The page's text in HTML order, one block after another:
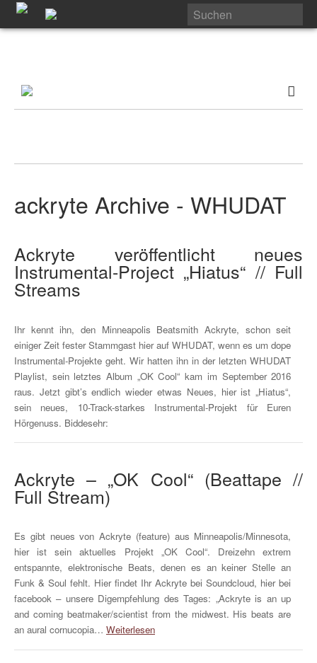
ackryte Archive - WHUDAT
Ackryte veröffentlicht neues
Instrumental-Project „Hiatus“ // Full
Streams
Ihr kennt ihn, den Minneapolis Beatsmith Ackryte, schon seit
einiger Zeit fester Stammgast hier auf WHUDAT, wenn es um dope
Instrumental-Projekte geht. Wir hatten ihn in der letzten WHUDAT
Playlist, sein letztes Album „OK Cool“ kam im September 2016
raus. Jetzt gibt’s endlich wieder etwas Neues, hier ist „Hiatus“,
sein neues, 10-Track-starkes Instrumental-Projekt für Euren
Hörgenuss. Biddesehr:
Ackryte – „OK Cool“ (Beattape //
Full Stream)
Es gibt neues von Ackryte (feature) aus Minneapolis/Minnesota,
hier ist sein aktuelles Projekt „OK Cool“. Dreizehn extrem
entspannte, elektronische Beats, denen es an keiner Stelle an
Funk & Soul fehlt. Hier findet Ihr Ackryte bei Soundcloud, hier bei
facebook – unsere Digempfehlung des Tages: „Ackryte is an up
and coming beatmaker/scientist from the midwest. His beats are
an aural cornucopia… Weiterlesen